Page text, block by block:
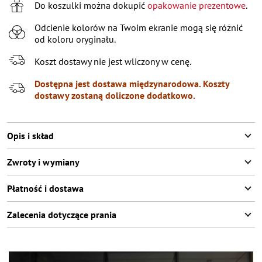
7-8 (122-128 СМ)
9-10 (129-140 СМ) Pozostała ostatnia pozycja
11-12 (141-146 СМ)
Do koszulki można dokupić opakowanie prezentowe.
Odcienie kolorów na Twoim ekranie mogą się różnić
od koloru oryginału.
Koszt dostawy nie jest wliczony w cenę.
Dostępna jest dostawa międzynarodowa. Koszty
dostawy zostaną doliczone dodatkowo.
Opis i skład
Zwroty i wymiany
Płatność i dostawa
Zalecenia dotyczące prania